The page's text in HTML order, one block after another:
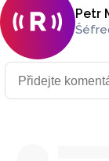
Petr